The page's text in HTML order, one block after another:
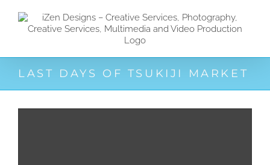
Inhalt
springen
LAST DAYS OF TSUKIJI MARKET